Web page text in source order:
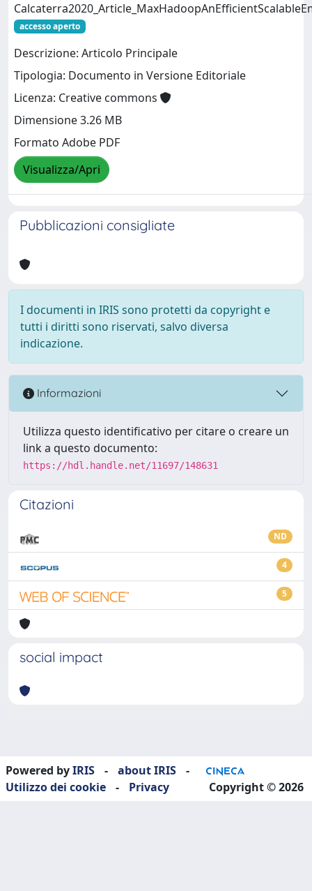
accesso aperto
Descrizione: Articolo Principale
Tipologia: Documento in Versione Editoriale
Licenza: Creative commons
Dimensione 3.26 MB
Formato Adobe PDF
Visualizza/Apri
Pubblicazioni consigliate
I documenti in IRIS sono protetti da copyright e
tutti i diritti sono riservati, salvo diversa
indicazione.
Informazioni
Utilizza questo identificativo per citare o creare un
link a questo documento:
https://hdl.handle.net/11697/148631
Citazioni
ND
4
5
social impact
Powered byIRIS - about IRIS
-
Utilizzo dei cookie
- Privacy Copyright © 2026